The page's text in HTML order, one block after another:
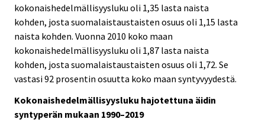
kokonaishedelmällisyysluku oli 1,35 lasta naista
kohden, josta suomalaistaustaisten osuus oli 1,15 lasta
naista kohden. Vuonna 2010 koko maan
kokonaishedelmällisyysluku oli 1,87 lasta naista
kohden, josta suomalaistaustaisten osuus oli 1,72. Se
vastasi 92 prosentin osuutta koko maan syntyvyydestä.
Kokonaishedelmällisyysluku hajotettuna äidin
syntyperän mukaan 1990–2019